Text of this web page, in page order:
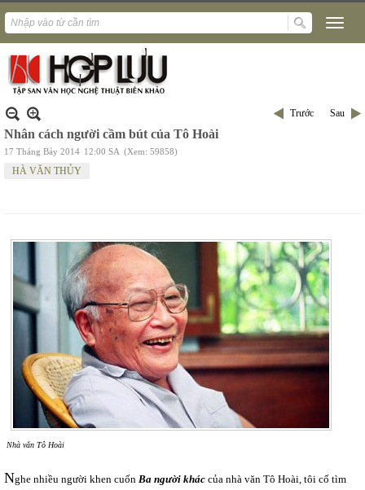
Trước Sau
Nhân cách người cầm bút của Tô Hoài
17 Tháng Bảy 2014 12:00 SA (Xem: 59858)
HÀ VĂN THỦY
Nhà văn Tô Hoài
Nghe nhiều người khen cuốn Ba người khác của nhà văn Tô Hoài, tôi cố tìm